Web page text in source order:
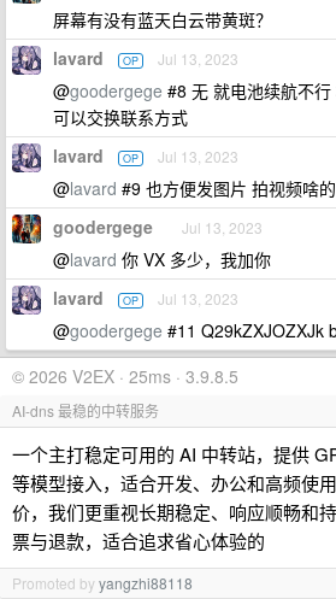
屏幕有没有蓝天白云带黄斑？
lavard OP Jul 13, 2023
@goodergege #8 无 就电池续航不
可以交换联系方式
lavard OP Jul 13, 2023
@lavard #9 也方便发图片 拍视频啥的
goodergege Jul 13, 2023
@lavard 你 VX 多少，我加你
lavard OP Jul 13, 2023
@goodergege #11 Q29kZXJOZXJk
© 2026 V2EX · 25ms · 3.9.8.5
AI-dns 最稳的中转服务
一个主打稳定可用的 AI 中转站，提供
等模型接入，适合开发、办公和高频使
价，我们更重视长期稳定、响应顺畅和
票与退款，适合追求省心体验的
Promoted byyangzhi88118